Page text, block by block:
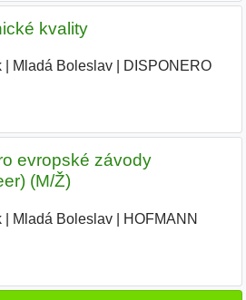
kvality
| Mladá Boleslav|
DISPONERO
evropské závody
(M/Ž)
| Mladá Boleslav|
HOFMANN